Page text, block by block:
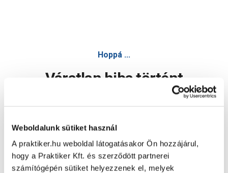
Weboldalunk sütiket használ
A praktiker.hu weboldal látogatásakor Ön hozzájárul,
hogy a Praktiker Kft. és szerződött partnerei
számítógépén sütiket helyezzenek el, melyek
Hoppá ...
Váratlan hiba történt
Oldal újratöltése